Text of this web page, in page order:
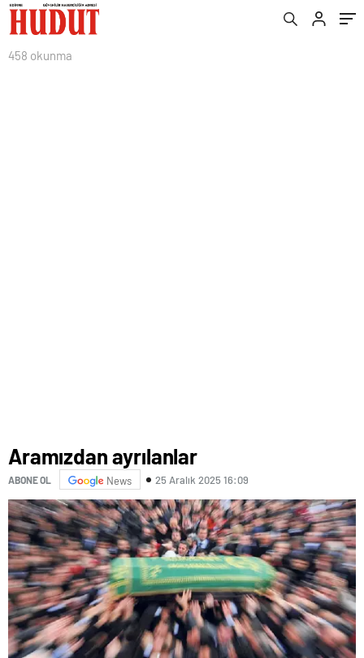
458 okunma
Aramızdan ayrılanlar
ABONE OL News 25 Aralık 2025 16:09